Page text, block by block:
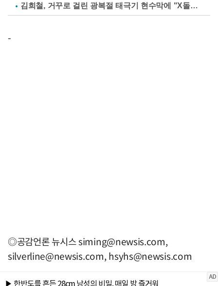
김희철, 거꾸로 걸린 광복절 태극기 현수막에 "X돌았네"
-
◎공감언론 뉴시스siming@newsis.com,
silverline@newsis.com,hsyhs@newsis.com